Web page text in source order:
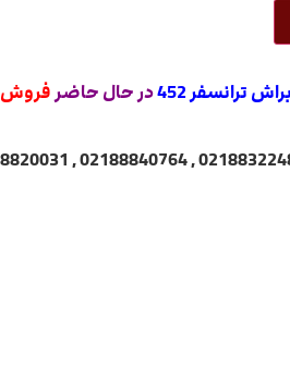
ترانسفر 452 در حال حاضر فروش